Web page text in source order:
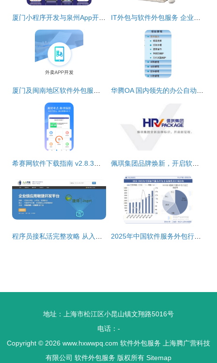
地址：上海市松江区小昆山镇文翔路5016号
电话：-
Copyright © 2026 www.hxwwpq.com 软件外包服务
上海腾广营科技
有限公司 软件外包服务 版权所有 Sitemap